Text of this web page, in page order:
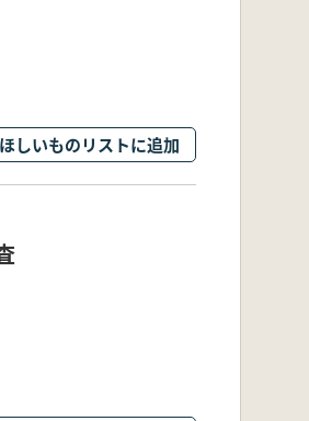
ほしいものリストに追加